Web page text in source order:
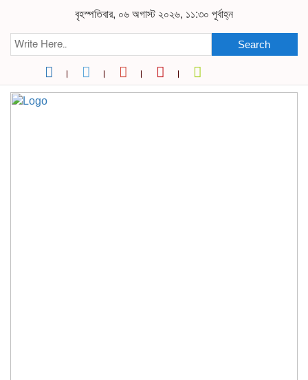
বৃহস্পতিবার, ০৬ অগাস্ট ২০২৬, ১১:৩০ পূর্বাহ্ন
Search